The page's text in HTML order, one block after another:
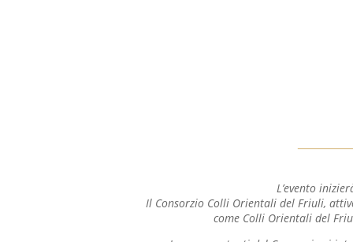
L’evento
Il Consorzio Colli Orientali del Friuli,
come Colli Orientali del